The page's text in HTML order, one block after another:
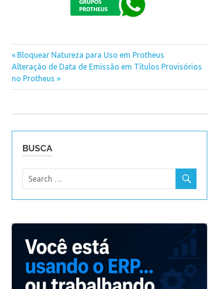
Navegação
de
Previous
Post:
Bloquear Natureza para Uso em Protheus
Next
Post:
Alteração de Data de Emissão em Títulos Provisórios
no Protheus
BUSCA